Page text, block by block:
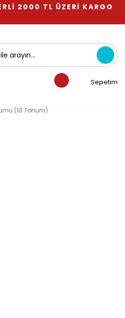
2000 TL ÜZERİ KARGO
Sepetim